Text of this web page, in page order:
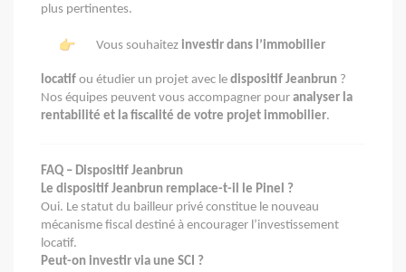
plus pertinentes.
Vous souhaitez investir dans l’immobilier
locatif ou étudier un projet avec le dispositif Jeanbrun ?
Nos équipes peuvent vous accompagner pour analyser la
rentabilité et la fiscalité de votre projet immobilier.
FAQ – Dispositif Jeanbrun
Le dispositif Jeanbrun remplace-t-il le Pinel ?
Oui. Le statut du bailleur privé constitue le nouveau
mécanisme fiscal destiné à encourager l’investissement
locatif.
Peut-on investir via une SCI ?